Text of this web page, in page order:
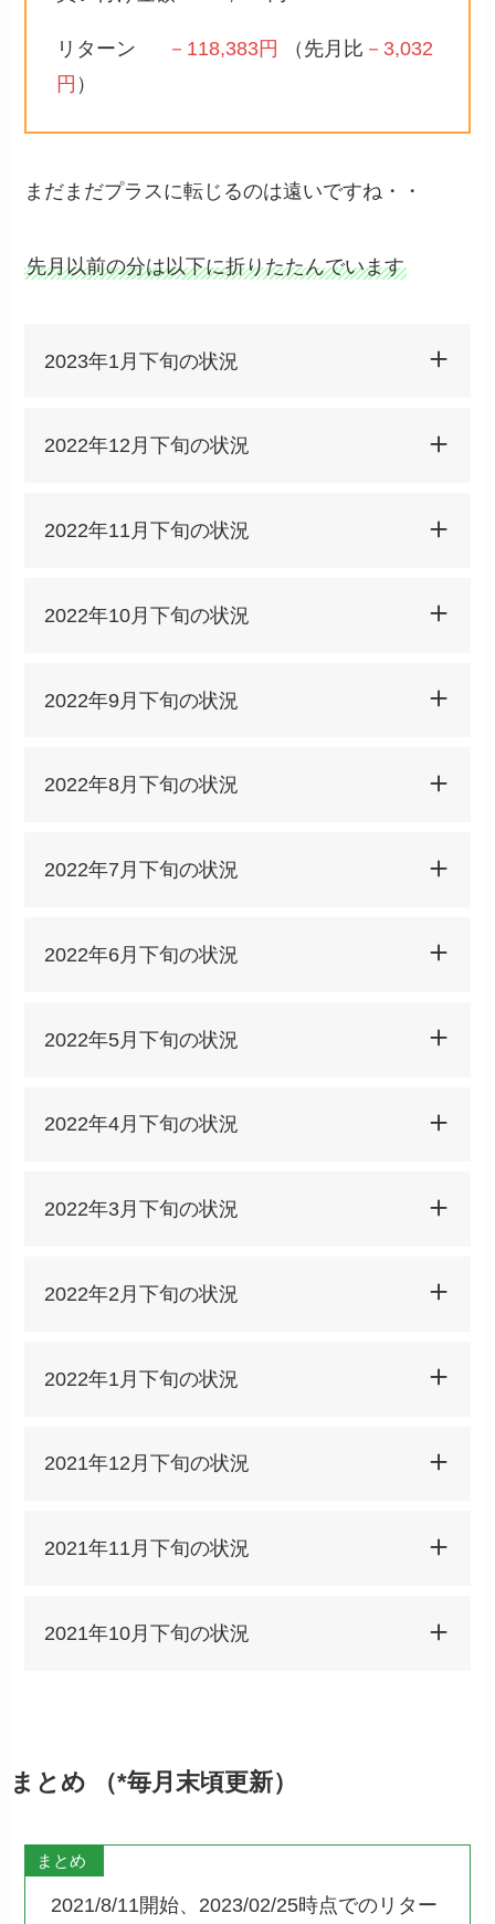
リターン －118,383円 （先月比 － 3,032
円 ）
まだまだプラスに転じるのは遠いですね・・
先月以前の分は以下に折りたたんでいます
2023年1月下旬の状況
2022年12月下旬の状況
2022年11月下旬の状況
2022年10月下旬の状況
2022年9月下旬の状況
2022年8月下旬の状況
2022年7月下旬の状況
2022年6月下旬の状況
2022年5月下旬の状況
2022年4月下旬の状況
2022年3月下旬の状況
2022年2月下旬の状況
2022年1月下旬の状況
2021年12月下旬の状況
2021年11月下旬の状況
2021年10月下旬の状況
まとめ （*毎月末頃更新）
まとめ
2021/8/11開始、2023/02/25時点でのリター